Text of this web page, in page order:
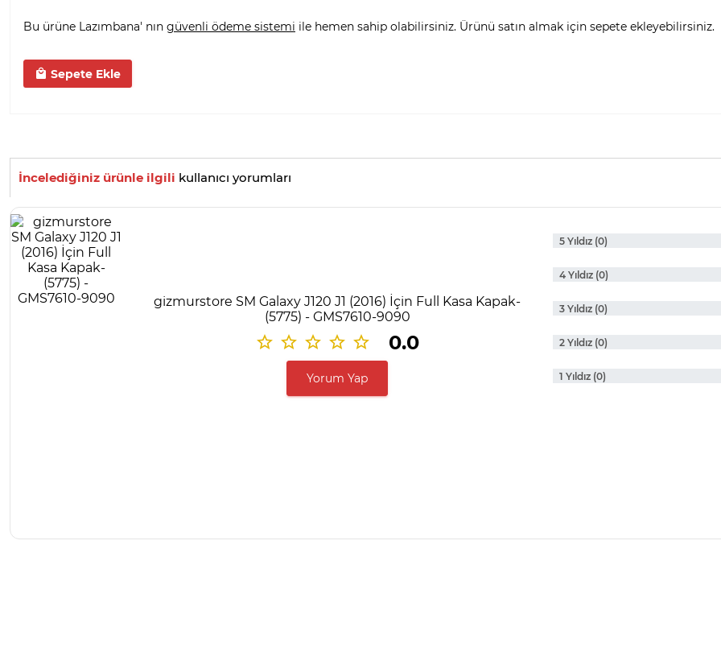
Bu ürüne Lazımbana' nın güvenli ödeme sistemi ile hemen sahip olabilirsiniz. Ürünü satın almak için sepete ekleyebilirsiniz.
Sepete Ekle
İncelediğiniz ürünle ilgili kullanıcı yorumları
gizmurstore SM Galaxy J120 J1 (2016) İçin Full Kasa Kapak-
(5775) - GMS7610-9090
0.0
Yorum Yap
5 Yıldız (0)
4 Yıldız (0)
3 Yıldız (0)
2 Yıldız (0)
1 Yıldız (0)